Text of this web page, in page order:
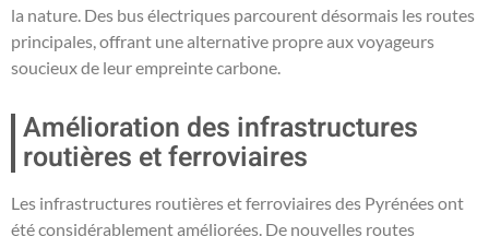
la nature. Des bus électriques parcourent désormais les routes
principales, offrant une alternative propre aux voyageurs
soucieux de leur empreinte carbone.
Amélioration des infrastructures
routières et ferroviaires
Les infrastructures routières et ferroviaires des Pyrénées ont
été considérablement améliorées. De nouvelles routes